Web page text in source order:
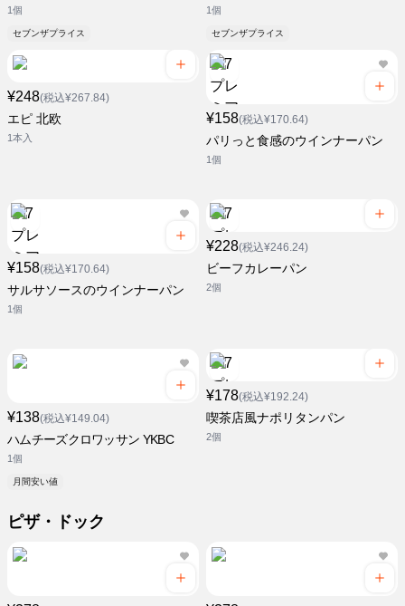
1個
セブンザプライス
1個
セブンザプライス
¥248(税込¥267.84)
エピ 北欧
1本入
¥158(税込¥170.64)
パリっと食感のウインナーパン
1個
¥158(税込¥170.64)
サルサソースのウインナーパン
1個
¥228(税込¥246.24)
ビーフカレーパン
2個
¥138(税込¥149.04)
ハムチーズクロワッサン YKBC
1個
月間安い値
¥178(税込¥192.24)
喫茶店風ナポリタンパン
2個
ピザ・ドック